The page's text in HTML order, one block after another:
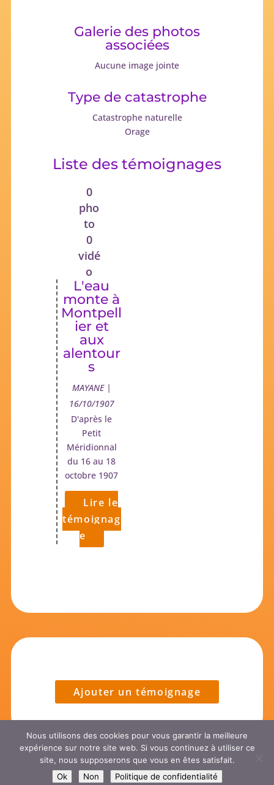
Galerie des photos
associées
Aucune image jointe
Type de catastrophe
Catastrophe naturelle
Orage
Liste des témoignages
0
pho
to
0
vidé
o
L'eau
monte à
Montpell
ier et
aux
alentour
s
MAYANE |
16/10/1907
D'après le
Petit
Méridionnal
du 16 au 18
octobre 1907
Lire le
témoignag
e
Ajouter un témoignage
© 2015-2026 IHMEC |Mentions Légales
Nous utilisons des cookies pour vous garantir la meilleure
expérience sur notre site web. Si vous continuez à utiliser ce
site, nous supposerons que vous en êtes satisfait.
Ok
Non Politique de confidentialité